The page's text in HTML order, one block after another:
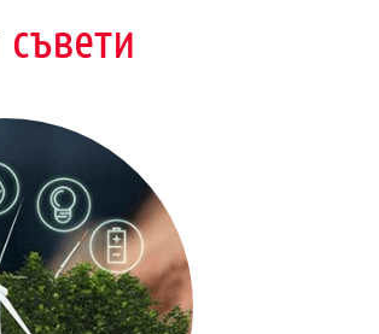
съвети